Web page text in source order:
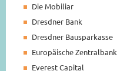
Die Mobiliar
Dresdner Bank
Dresdner Bausparkasse
Europäische Zentralbank
Everest Capital